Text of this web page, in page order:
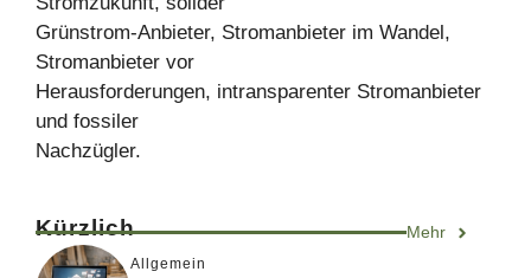
Grünstrom-Anbieter, Stromanbieter im Wandel,
Stromanbieter vor
Herausforderungen, intransparenter Stromanbieter
und fossiler
Nachzügler.
Kürzlich Mehr
Allgemein